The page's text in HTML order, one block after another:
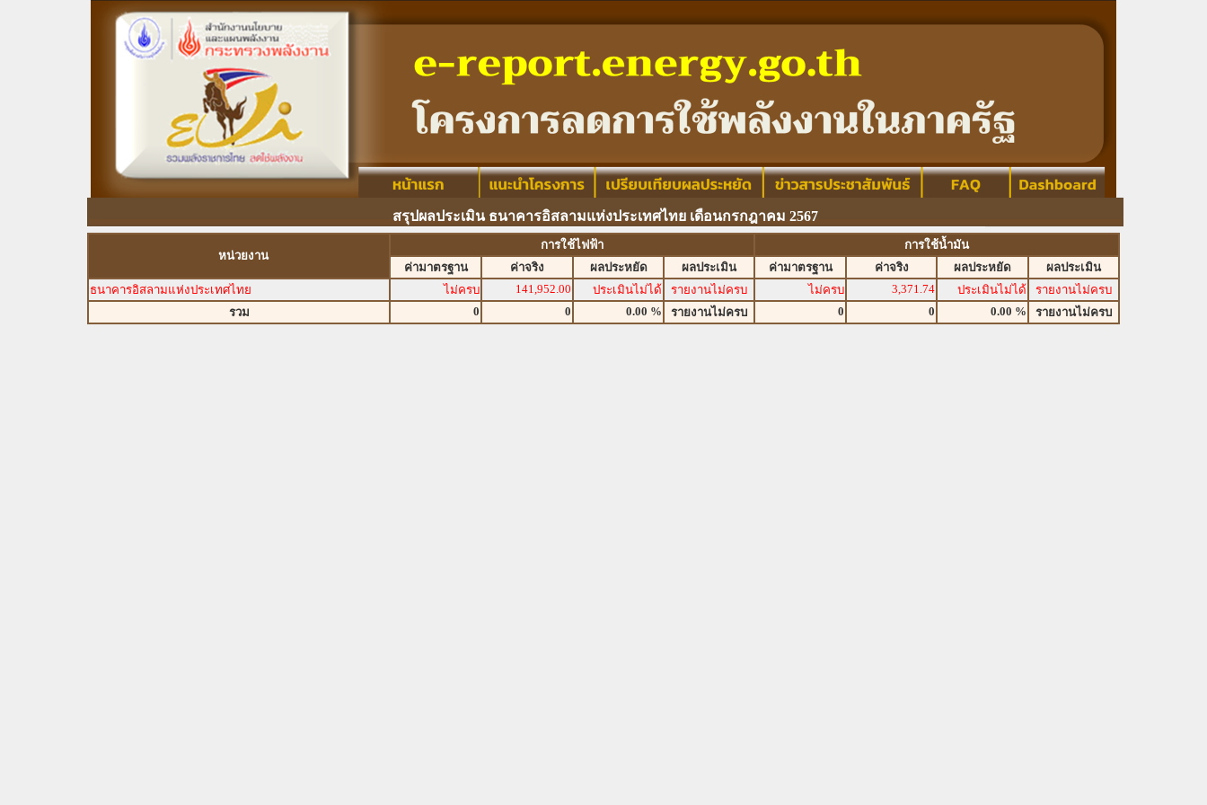
สรุปผลประเมิน ธนาคารอิสลามแห่งประเทศไทย เดือนกรกฎาคม 2567
หน่วยงาน
การใช้ไฟฟ้า
การใช้น้ำมัน
ค่ามาตรฐาน
ค่าจริง ผลประหยัด ผลประเมิน ค่ามาตรฐาน ค่าจริง ผลประหยัด
ผลประเมิน
ธนาคารอิสลามแห่งประเทศไทย
ไม่ครบ 141,952.00 ประเมินไม่ได้ รายงานไม่ครบ ไม่ครบ 3,371.74 ประเมินไม่ได้
รายงานไม่ครบ
รวม
0 0 0.00 % รายงานไม่ครบ 0 0 0.00 % รายงานไม่ครบ